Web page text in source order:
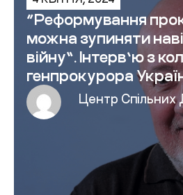
“Реформування
можна зупиняти
війну”. Інтерв’ю з
генпрокурора
Центр Спільних